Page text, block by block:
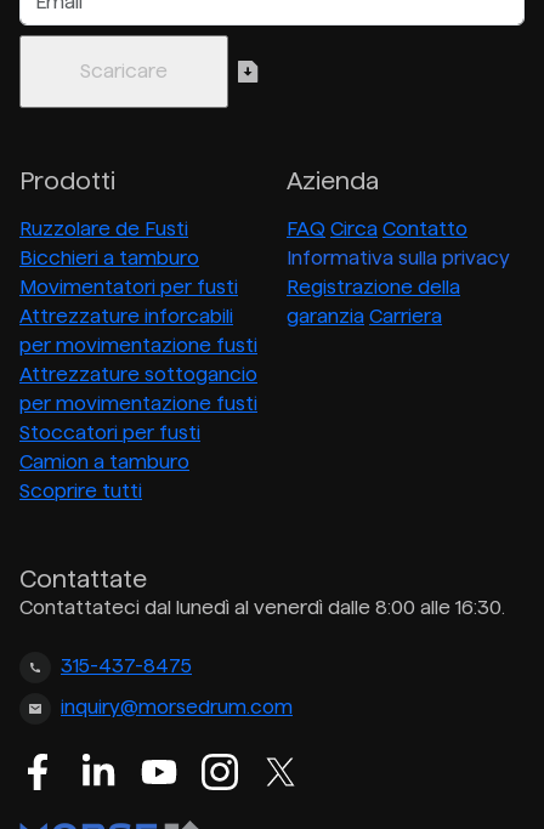
Prodotti
Ruzzolare de Fusti
Bicchieri a tamburo
Movimentatori per fusti
Attrezzature inforcabili
per movimentazione fusti
Attrezzature sottogancio
per movimentazione fusti
Stoccatori per fusti
Camion a tamburo
Scoprire tutti
Azienda
FAQ Circa Contatto
Informativa sulla privacy
Registrazione della
garanzia Carriera
Contattate
Contattateci dal lunedì al venerdì dalle 8:00 alle 16:30.
315-437-8475
inquiry@morsedrum.com